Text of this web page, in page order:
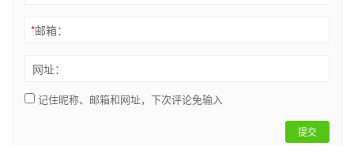
*邮箱：
网址：
记住昵称、邮箱和网址，下次评论免输入
提交